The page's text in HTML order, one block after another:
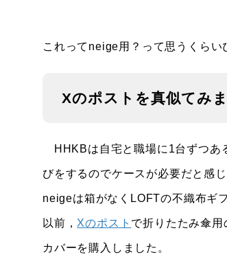
これってneige用？って思うくらい
Xのポストを真似てみ
HHKBは自宅と職場に1台ずつあ
びをするのでケースが必要だと感
neigeは箱がなくLOFTの不織布ギ
以前， Xのポスト で折りたたみ傘
カバーを購入しました。